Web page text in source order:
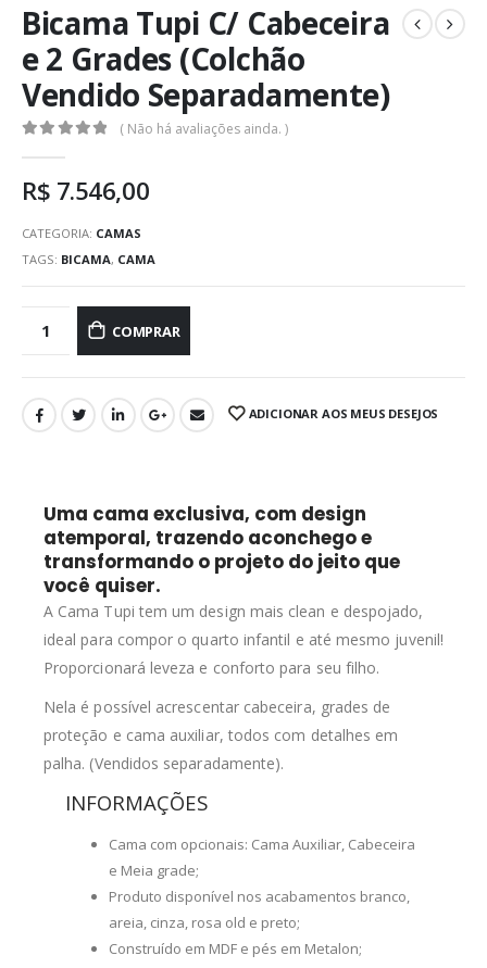
Bicama Tupi C/ Cabeceira
e 2 Grades (Colchão
Vendido Separadamente)
( Não há avaliações ainda. )
R$ 7.546,00
CATEGORIA: CAMAS
TAGS: BICAMA, CAMA
COMPRAR
ADICIONAR AOS MEUS DESEJOS
Uma cama exclusiva, com design
atemporal, trazendo aconchego e
transformando o projeto do jeito que
você quiser.
A Cama Tupi tem um design mais clean e despojado,
ideal para compor o quarto infantil e até mesmo juvenil!
Proporcionará leveza e conforto para seu filho.
Nela é possível acrescentar cabeceira, grades de
proteção e cama auxiliar, todos com detalhes em
palha. (Vendidos separadamente).
INFORMAÇÕES
Cama com opcionais: Cama Auxiliar, Cabeceira
e Meia grade;
Produto disponível nos acabamentos branco,
areia, cinza, rosa old e preto;
Construído em MDF e pés em Metalon;